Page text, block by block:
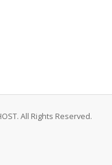
All Rights Reserved.